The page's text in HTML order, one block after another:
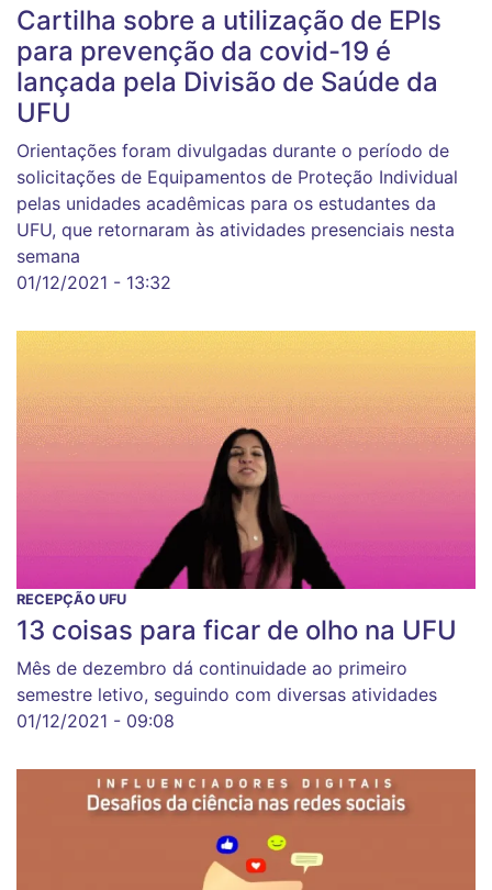
Cartilha sobre a utilização de EPIs
para prevenção da covid-19 é
lançada pela Divisão de Saúde da
UFU
Orientações foram divulgadas durante o período de
solicitações de Equipamentos de Proteção Individual
pelas unidades acadêmicas para os estudantes da
UFU, que retornaram às atividades presenciais nesta
semana
01/12/2021 - 13:32
RECEPÇÃO UFU
13 coisas para ficar de olho na UFU
Mês de dezembro dá continuidade ao primeiro
semestre letivo, seguindo com diversas atividades
01/12/2021 - 09:08